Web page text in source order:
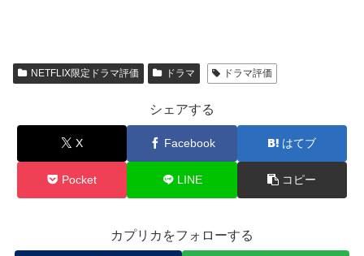
NETFLIX限定ドラマ評価 ドラマ ドラマ評価
シェアする
X Facebook はてブ
Pocket LINE コピー
カプリカをフォローする